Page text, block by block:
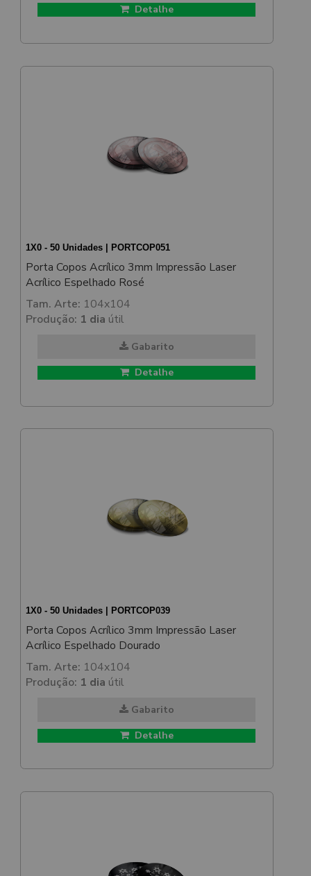
Detalhe
1X0 - 50 Unidades | PORTCOP051
Porta Copos Acrílico 3mm Impressão Laser
Acrílico Espelhado Rosé
Tam. Arte: 104x104
Produção: 1 dia útil
Gabarito
Detalhe
1X0 - 50 Unidades | PORTCOP039
Porta Copos Acrílico 3mm Impressão Laser
Acrílico Espelhado Dourado
Tam. Arte: 104x104
Produção: 1 dia útil
Gabarito
Detalhe